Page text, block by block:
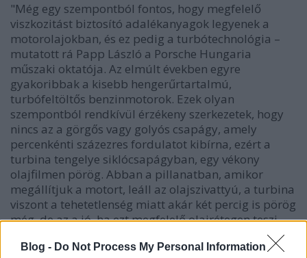
Blog - Do Not Process My Personal Information
"Még egy szempontból fontos, hogy megfelelő
viszkozitást biztosító adalékanyagok legyenek a
motorolajokban, és ez pedig a turbótechnológia –
mutatott rá Papp László a Porsche Hungaria
műszaki oktatója. Az elmúlt években egyre
gyakoribbak a kisebb hengerűrtartalmú,
turbófeltöltős benzinmotorok. Ezek olyan
szempontból rendkívül érzékeny szerkezetek, hogy
nincs az a görgős vagy golyós csapágy, amely
percenkénti százezres fordulatot kibírna, ezért a
turbina tengelye siklócsapágyban, egy vékony
olajfilmen pörög. Abban a pillanatban, amikor
megállítjuk a motort, leáll az olajszivattyú, a turbina
viszont a tehetetlenség miatt akár két percig is pörög
még, de az a jó, ha ezt megfelelő olajrétegen teszi.
Mivel az olcsó olaj viszkozitása és hőtűrő képessége
egyaránt elmarad az előírtaktól, ha leáll az